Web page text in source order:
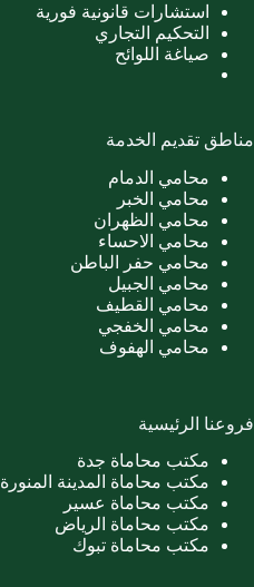
استشارات قانونية فورية
التحكيم التجاري
صياغة اللوائح
مناطق تقديم الخدمة
محامي الدمام
محامي الخبر
محامي الظهران
محامي الاحساء
محامي حفر الباطن
محامي الجبيل
محامي القطيف
محامي الخفجي
محامي الهفوف
فروعنا الرئيسية
مكتب محاماة جدة
مكتب محاماة المدينة المنورة
مكتب محاماة عسير
مكتب محاماة الرياض
مكتب محاماة تبوك